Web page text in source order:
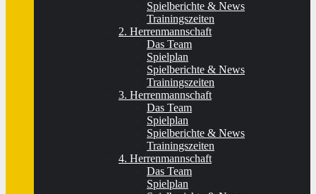
Spielberichte & News
Trainingszeiten
2. Herrenmannschaft
Das Team
Spielplan
Spielberichte & News
Trainingszeiten
3. Herrenmannschaft
Das Team
Spielplan
Spielberichte & News
Trainingszeiten
4. Herrenmannschaft
Das Team
Spielplan